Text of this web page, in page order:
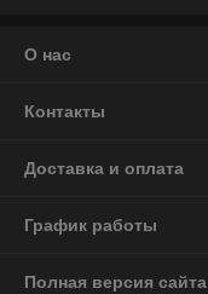
О нас
Контакты
Доставка и оплата
График работы
Полная версия сайта